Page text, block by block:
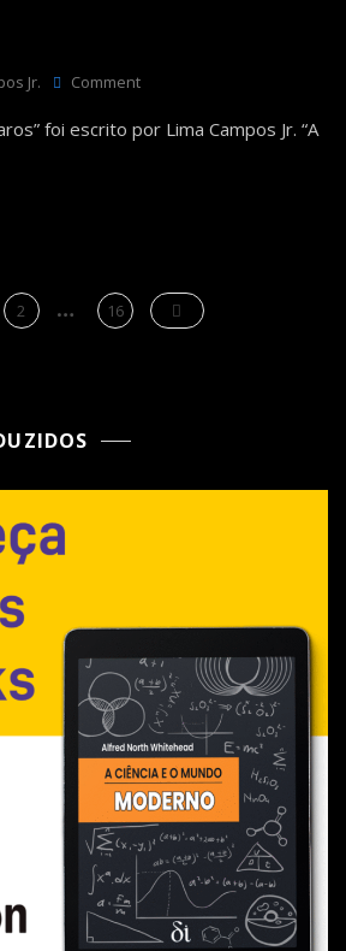
Jr. CommentOn
Império
foi escrito por Lima Campos Jr. “A
Paginação
Page
2 … Page
16